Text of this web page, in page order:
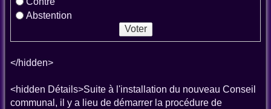
Abstention
</hidden>
<hidden Détails>Suite à l'installation du nouveau Conseil
communal, il y a lieu de démarrer la procédure de